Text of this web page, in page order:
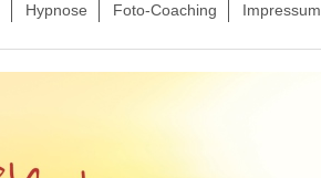
Hypnose Foto-Coaching Impressum